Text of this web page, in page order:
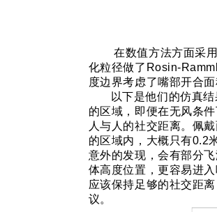
在数值方法方面采用
化粒径做了 Rosin-
度边界考虑了嘴部开合面
以下是他们的仿真
的区域，即便在无风条件
人与人的社交距离。佩
的区域内，大概只有0.2
意外的发现，会有部分
体高度位置，更容易进
应该保持足够的社交距
议。